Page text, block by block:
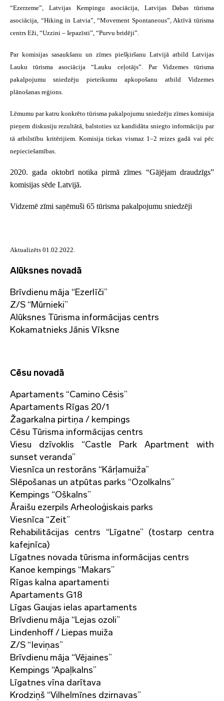
“Ezerzeme”, Latvijas Kempingu asociācija, Latvijas Dabas tūrisma
asociācija, “Hiking in Latvia”, “Movement Spontaneous”, Aktīvā tūrisma
centrs Eži, “Uzzini – Iepazīsti”, “Purvu bridēji”.
Par komisijas sasaukšanu un zīmes piešķiršanu Latvijā atbild Latvijas
Lauku tūrisma asociācija “Lauku ceļotājs”. Par Vidzemes tūrisma
pakalpojumu sniedzēju pieteikumu apkopošanu atbild Vidzemes
plānošanas reģions.
Lēmumu par katru konkrēto tūrisma pakalpojumu sniedzēju zīmes komisija
pieņem diskusiju rezultātā, balstoties uz kandidāta sniegto informāciju par
tā atbilstību kritērijiem. Komisija tiekas vismaz 1–2 reizes gadā vai pēc
nepieciešamības.
2020. gada oktobrī notika pirmā zīmes “Gājējam draudzīgs”
komisijas sēde Latvijā.
Vidzemē zīmi saņēmuši 65 tūrisma pakalpojumu sniedzēji
Aktualizēts 01.02.2022.
Alūksnes novadā
Brīvdienu māja “Ezerlīči”
Z/S “Mūrnieki”
Alūksnes Tūrisma informācijas centrs
Kokamatnieks Jānis Vīksne
Cēsu novadā
Apartaments “Camino Cēsis”
Apartaments Rīgas 20/1
Žagarkalna pirtiņa / kempings
Cēsu Tūrisma informācijas centrs
Viesu dzīvoklis “Castle Park Apartment with
sunset veranda”
Viesnīca un restorāns “Kārļamuiža”
Slēpošanas un atpūtas parks “Ozolkalns”
Kempings “Oškalns”
Āraišu ezerpils Arheoloģiskais parks
Viesnīca “Zeit”
Rehabilitācijas centrs “Līgatne” (tostarp centra
kafejnīca)
Līgatnes novada tūrisma informācijas centrs
Kanoe kempings “Makars”
Rīgas kalna apartamenti
Apartaments G18
Līgas Gaujas ielas apartaments
Brīvdienu māja “Lejas ozoli”
Lindenhoff / Liepas muiža
Z/S “Ieviņas”
Brīvdienu māja “Vējaines”
Kempings “Apaļkalns”
Līgatnes vīna darītava
Krodziņš “Vilhelmīnes dzirnavas”